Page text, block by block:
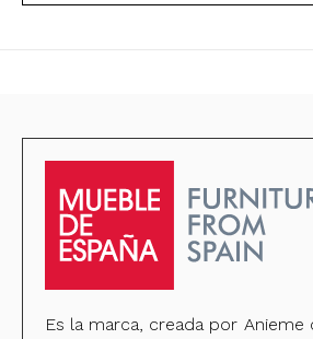
Es la marca, creada por